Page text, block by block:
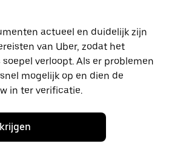
actueel en duidelijk zijn
van Uber, zodat het
verloopt. Als er problemen
mogelijk op en dien de
in ter verificatie.